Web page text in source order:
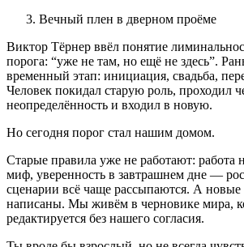
Вечный плен в дверном проёме
Виктор Тёрнер ввёл понятие
порога: “уже не там, но ещё не здесь”.
временный этап: инициация, свадьба,
Человек покидал старую роль, проходил
неопределённость и входил в новую.
Но сегодня порог стал нашим домом.
Старые правила уже не работают:
миф, уверенность в завтрашнем дне —
сценарии всё чаще рассыпаются. А
написаны. Мы живём в черновике мира,
редактируется без нашего согласия.